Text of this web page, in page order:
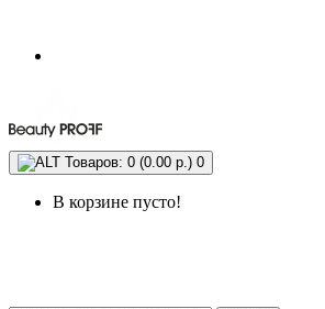
Товаров: 0 (0.00 р.) 0
В корзине пусто!